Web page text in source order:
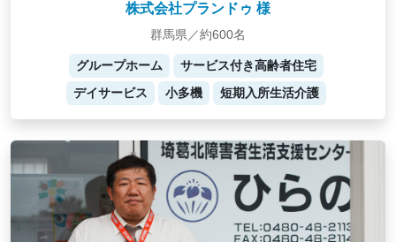
株式会社プランドゥ 様
群馬県／約600名
グループホーム
サービス付き高齢者住宅
デイサービス
小多機 短期入所生活介護